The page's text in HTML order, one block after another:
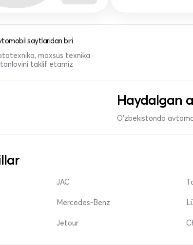
saytlaridan biri
maxsus texnika
taklif etamiz
Haydalgan
O'zbekistonda
JAC
Mercedes-Benz
Jetour